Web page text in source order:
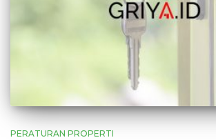
PERATURAN PROPERTI